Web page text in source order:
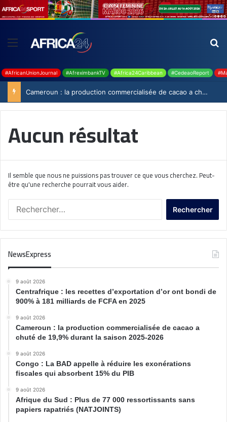
#AfricanUnionJournal #AfreximbankTV #Africa24Caribbean #CedeaoReport
Cameroun : la production commercialisée de cacao a chuté de 19,9% durant la saison 2025-2026
Aucun résultat
Il semble que nous ne puissions pas trouver ce que vous cherchez. Peut-
être qu'une recherche pourrait vous aider.
NewsExpress
9 août 2026
Centrafrique : les recettes d’exportation d’or ont bondi de
900% à 181 milliards de FCFA en 2025
9 août 2026
Cameroun : la production commercialisée de cacao a
chuté de 19,9% durant la saison 2025-2026
9 août 2026
Congo : La BAD appelle à réduire les exonérations
fiscales qui absorbent 15% du PIB
9 août 2026
Afrique du Sud : Plus de 77 000 ressortissants sans
papiers rapatriés (NATJOINTS)